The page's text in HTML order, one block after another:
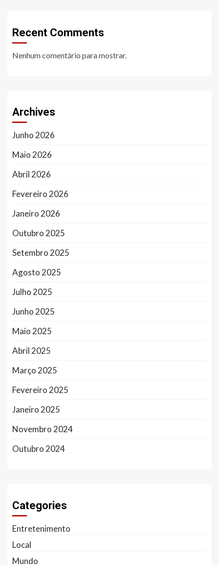
Recent Comments
Nenhum comentário para mostrar.
Archives
Junho 2026
Maio 2026
Abril 2026
Fevereiro 2026
Janeiro 2026
Outubro 2025
Setembro 2025
Agosto 2025
Julho 2025
Junho 2025
Maio 2025
Abril 2025
Março 2025
Fevereiro 2025
Janeiro 2025
Novembro 2024
Outubro 2024
Categories
Entretenimento
Local
Mundo